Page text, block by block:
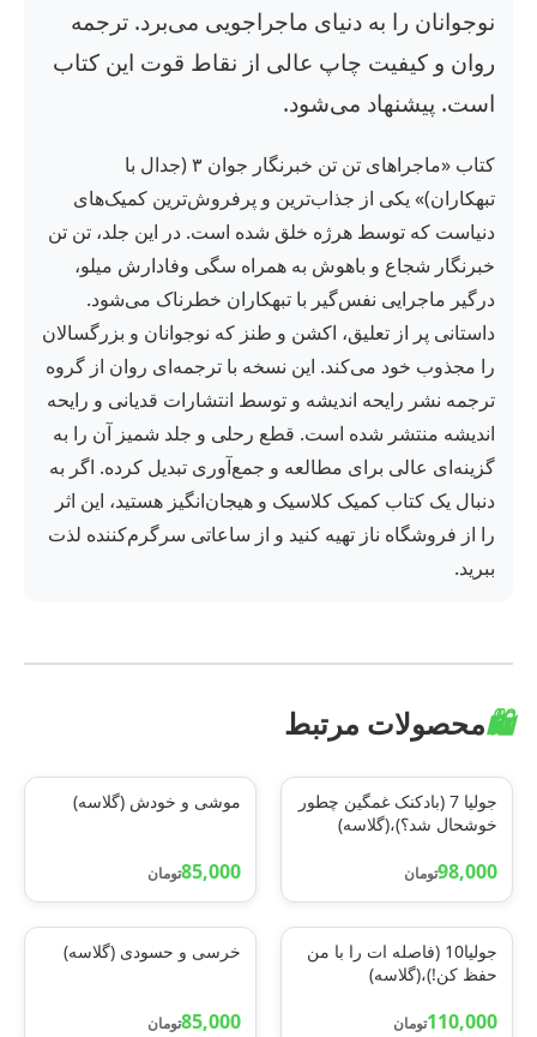
نوجوانان را به دنیای ماجراجویی می‌برد. ترجمه
روان و کیفیت چاپ عالی از نقاط قوت این کتاب
است. پیشنهاد می‌شود.
کتاب «ماجراهای تن تن خبرنگار جوان ۳ (جدال با
تبهکاران)» یکی از جذاب‌ترین و پرفروش‌ترین کمیک‌های
دنیاست که توسط هرژه خلق شده است. در این جلد، تن تن
خبرنگار شجاع و باهوش به همراه سگی وفادارش میلو،
درگیر ماجرایی نفس‌گیر با تبهکاران خطرناک می‌شود.
داستانی پر از تعلیق، اکشن و طنز که نوجوانان و بزرگسالان
را مجذوب خود می‌کند. این نسخه با ترجمه‌ای روان از گروه
ترجمه نشر رایحه اندیشه و توسط انتشارات قدیانی و رایحه
اندیشه منتشر شده است. قطع رحلی و جلد شمیز آن را به
گزینه‌ای عالی برای مطالعه و جمع‌آوری تبدیل کرده. اگر به
دنبال یک کتاب کمیک کلاسیک و هیجان‌انگیز هستید، این اثر
را از فروشگاه ناز تهیه کنید و از ساعاتی سرگرم‌کننده لذت
ببرید.
🛍️محصولات مرتبط
جولیا 7 (بادکنک غمگین چطور
خوشحال شد؟)،(گلاسه)
98,000تومان
موشی و خودش (گلاسه)
85,000تومان
جولیا10 (فاصله ات را با من
حفظ کن!)،(گلاسه)
110,000تومان
خرسی و حسودی (گلاسه)
85,000تومان